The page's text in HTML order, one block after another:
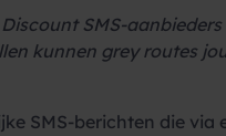
SMS-
kunnen grey routes
SMS-berichten die via